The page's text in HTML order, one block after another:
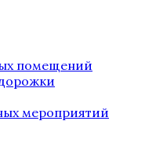
помещений
мероприятий